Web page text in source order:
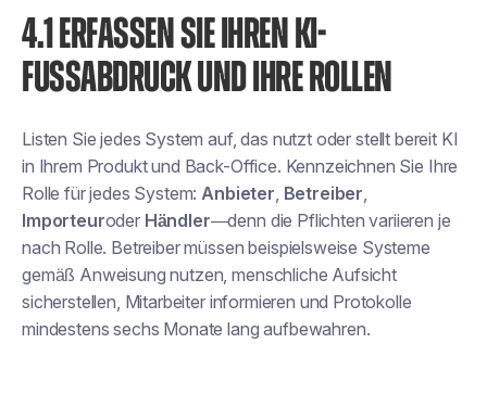
4.1 ERFASSEN SIE IHREN KI-
FUSSABDRUCK UND IHRE ROLLEN
Listen Sie jedes System auf, das nutztoder stellt bereitKI
in Ihrem Produkt und Back-Office. Kennzeichnen Sie Ihre
Rolle für jedes System:Anbieter, Betreiber,
Importeuroder Händler—denn die Pflichten variieren je
nach Rolle. Betreiber müssen beispielsweise Systeme
gemäß Anweisung nutzen, menschliche Aufsicht
sicherstellen, Mitarbeiter informieren und Protokolle
mindestens sechs Monate lang aufbewahren.